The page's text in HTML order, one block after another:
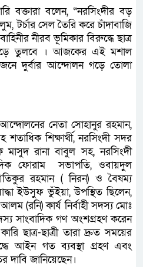
বক্তারা বলেন, “নরসিংদীর বড়
টর্চার সেল তৈরি করে চাঁদাবাজি
নীরব ভূমিকার বিরুদ্ধে ছাত্র
তুলবে । আজকের এই মশাল
দুর্বার আন্দোলন গড়ে তোলা
আন্দোলনের নেতা সোহানুর রহমান,
শিক্ষার্থী, নরসিংদী সদর
মাসুদ রানা বাবুল সহ, নরসিংদী
ফোরাম সভাপতি, ওবায়দুল
রহমান ( নিরন) ও বৈষম্য
ইউসুফ ভুঁইয়া, উপস্থিত ছিলেন,
(রনি) কার্য নির্বাহী সদস্য মোঃ
সাংবাদিক গণ অংশগ্রহণ করেন
ছাত্র-ছাত্রী তারা দ্রুত সময়ের
আইন গত ব্যবস্থা গ্রহণ এবং
দাবি জানিয়েছেন।